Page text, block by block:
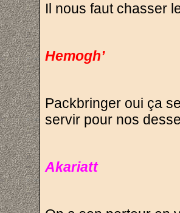
Il nous faut chasser
Hemogh’
Packbringer oui ça
servir pour nos
Akariatt